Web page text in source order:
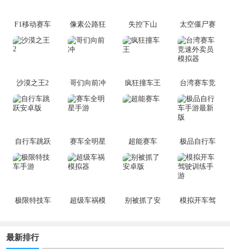
F1移动赛车
最新版
像素公路狂
失控下山
太空僵尸赛
车手游
沙漠之王2 哥们向前冲 疯狂撞车王
台湾赛车竞
速外卖员模
拟器
自行车跳跃
安卓版
赛车全明星
手游
超能赛车
极品自行车
手游最新版
极限特技车
超级车祸模
别被抓了安
模拟开车驾
最新排行